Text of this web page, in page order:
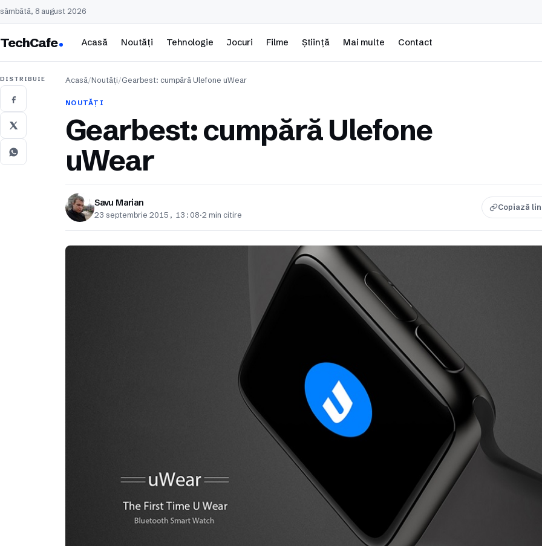
sâmbătă, 8 august 2026
TechCafe Acasă Noutăți Tehnologie Jocuri Filme Știință Mai multe Contact
DISTRIBUIE Acasă/Noutăți/Gearbest: cumpără Ulefone uWear
NOUTĂȚI
Gearbest: cumpără Ulefone
uWear
Savu Marian
23 septembrie 2015, 13:08·2 min citire
Copiază